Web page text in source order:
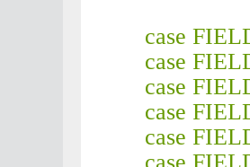
case
case
case
case
case